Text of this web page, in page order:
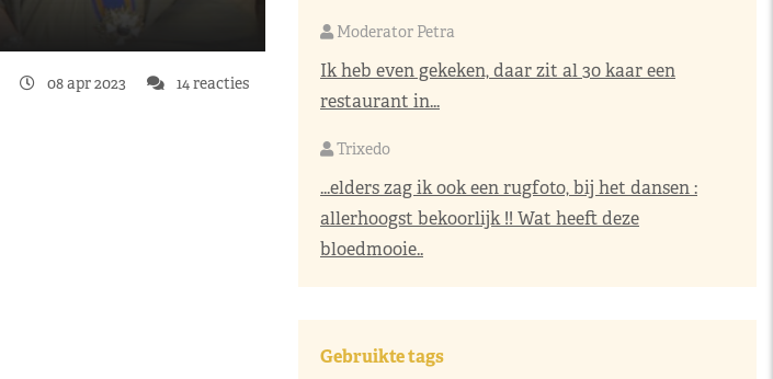
08 apr 2023 14 reacties
Moderator Petra
Ik heb even gekeken, daar zit al 30 kaar een
restaurant in...
Trixedo
...elders zag ik ook een rugfoto, bij het dansen :
allerhoogst bekoorlijk !! Wat heeft deze
bloedmooie..
Gebruikte tags